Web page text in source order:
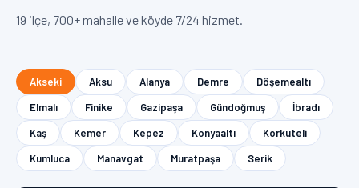
19 ilçe, 700+ mahalle ve köyde 7/24 hizmet.
Akseki Aksu Alanya Demre
Döşemealtı
Elmalı
Finike Gazipaşa Gündoğmuş
İbradı
Kaş
Kemer Kepez Konyaaltı
Korkuteli
Kumluca
Manavgat Muratpaşa Serik